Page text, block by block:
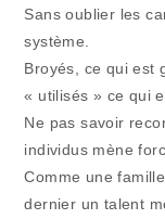
Sans oublier les
système.
Broyés, ce qui est
« utilisés » ce qui
Ne pas savoir
individus mène
Comme une
dernier un talent